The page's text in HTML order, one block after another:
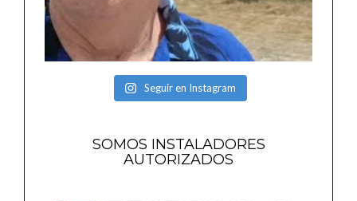
Seguir en Instagram
SOMOS INSTALADORES
AUTORIZADOS